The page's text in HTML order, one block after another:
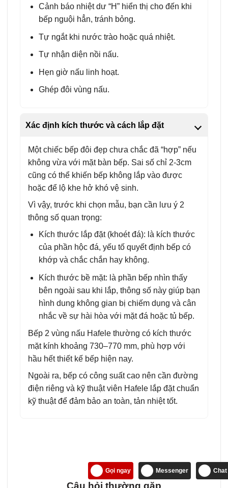
Cảnh báo nhiệt dư “H” hiển thị cho đến khi
bếp nguội hẳn, tránh bỏng.
Tự ngắt khi nước trào hoặc quá nhiệt.
Tự nhận diện nồi nấu.
Hẹn giờ nấu linh hoạt.
Ghép đôi vùng nấu.
Xác định kích thước và cách lắp đặt
Một chiếc bếp đôi đẹp chưa chắc đã “hợp” nếu
không vừa với mặt bàn bếp. Sai số chỉ 2-3cm
cũng có thể khiến bếp không lắp vào được
hoặc để lộ khe hở khó vệ sinh.
Vì vậy, trước khi chọn mẫu, bạn cần lưu ý 2
thông số quan trọng:
Kích thước lắp đặt (khoét đá): là kích thước
của phần hộc đá, yếu tố quyết định bếp có
khớp và chắc chắn hay không.
Kích thước bề mặt: là phần bếp nhìn thấy
bên ngoài sau khi lắp, thông số này giúp bạn
hình dung không gian bị chiếm dụng và cân
nhắc về sự hài hòa với mặt đá hoặc tủ bếp.
Bếp 2 vùng nấu Hafele thường có kích thước
mặt kính khoảng 730–770 mm, phù hợp với
hầu hết thiết kế bếp hiện nay.
Ngoài ra, bếp có công suất cao nên cần đường
điện riêng và kỹ thuật viên Hafele lắp đặt chuẩn
kỹ thuật để đảm bảo an toàn, tản nhiệt tốt.
Câu hỏi thường gặp
Gọi ngay Messenger